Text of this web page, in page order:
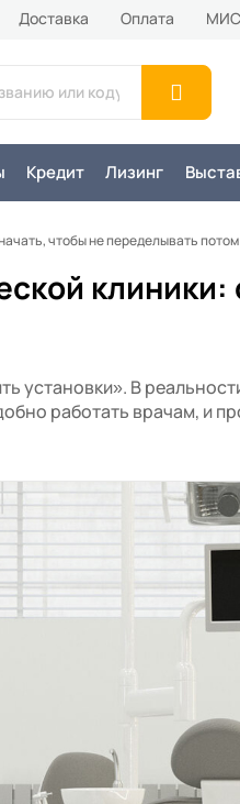
Доставка Оплата MИС
Кредит Лизинг
чтобы не переделывать потом
клиники:
установки». В
работать врачам, и